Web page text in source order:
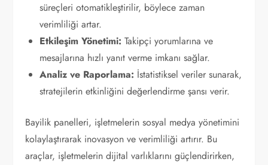
süreçleri otomatikleştirilir, böylece zaman
verimliliği artar.
Etkileşim Yönetimi: Takipçi yorumlarına ve
mesajlarına hızlı yanıt verme imkanı sağlar.
Analiz ve Raporlama: İstatistiksel veriler sunarak,
stratejilerin etkinliğini değerlendirme şansı verir.
Bayilik panelleri, işletmelerin sosyal medya yönetimini
kolaylaştırarak inovasyon ve verimliliği artırır. Bu
araçlar, işletmelerin dijital varlıklarını güçlendirirken,